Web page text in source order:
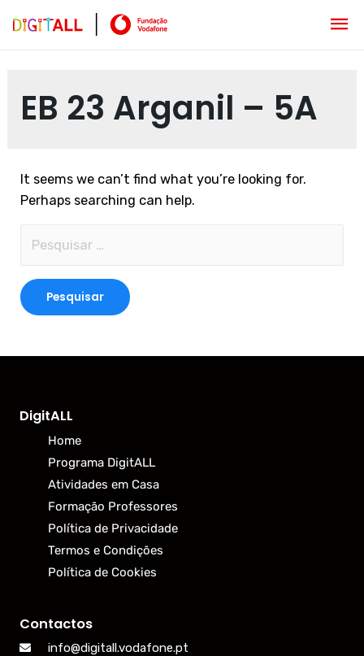
EB 23 Arganil – 5A
It seems we can’t find what you’re looking for.
Perhaps searching can help.
DigitALL
Home
Programa DigitALL
Atividades em Casa
Formação Professores
Política de Privacidade
Termos e Condições
Política de Cookies
Contactos
info@digitall.vodafone.pt